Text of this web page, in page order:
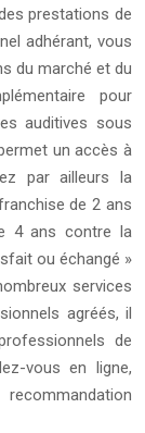
prestations de
adhérant, vous
du marché et du
pour
auditives sous
un accès à
par ailleurs la
de 2 ans
4 ans contre la
ou échangé »
services
agréés, il
de
vous en ligne,